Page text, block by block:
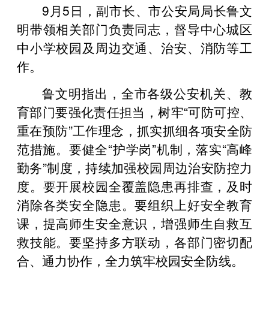
9月5日，副市长、市公安局局长鲁文
明带领相关部门负责同志，督导中心城区
中小学校园及周边交通、治安、消防等工
作。
鲁文明指出，全市各级公安机关、教
育部门要强化责任担当，树牢“可防可控、
重在预防”工作理念，抓实抓细各项安全防
范措施。要健全“护学岗”机制，落实“高峰
勤务”制度，持续加强校园周边治安防控力
度。要开展校园全覆盖隐患再排查，及时
消除各类安全隐患。要组织上好安全教育
课，提高师生安全意识，增强师生自救互
救技能。要坚持多方联动，各部门密切配
合、通力协作，全力筑牢校园安全防线。